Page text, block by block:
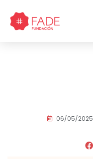
06/05/2025